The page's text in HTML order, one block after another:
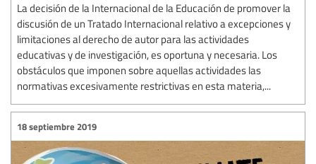
La decisión de la Internacional de la Educación de promover la
discusión de un Tratado Internacional relativo a excepciones y
limitaciones al derecho de autor para las actividades
educativas y de investigación, es oportuna y necesaria. Los
obstáculos que imponen sobre aquellas actividades las
normativas excesivamente restrictivas en esta materia,...
18 septiembre 2019